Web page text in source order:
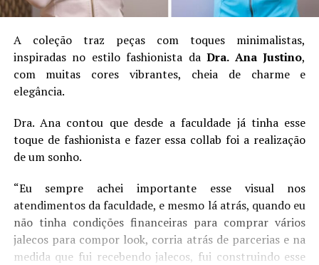
A coleção traz peças com toques minimalistas,
inspiradas no estilo fashionista daDra. Ana Justino,
com muitas cores vibrantes, cheia de charme e
elegância.
Dra. Ana contou que desde a faculdade já tinha esse
toque de fashionista e fazer essa collab foi a realização
de um sonho.
“Eu sempre achei importante esse visual nos
atendimentos da faculdade, e mesmo lá atrás, quando eu
não tinha condições financeiras para comprar vários
jalecos para compor look, corria atrás de parcerias e na
medida que fui recebendo jalecos, fui construindo esse